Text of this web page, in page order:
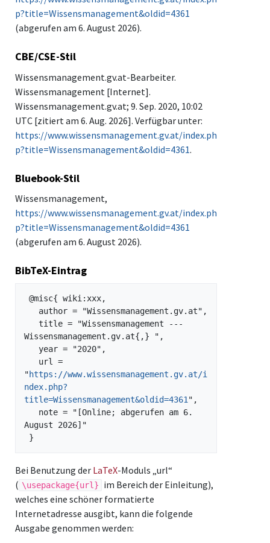
p?title=Wissensmanagement&oldid=4361
(abgerufen am 6. August 2026).
CBE/CSE-Stil
Wissensmanagement.gv.at-Bearbeiter.
Wissensmanagement [Internet].
Wissensmanagement.gv.at; 9. Sep. 2020, 10:02
UTC [zitiert am 6. Aug. 2026]. Verfügbar unter:
https://www.wissensmanagement.gv.at/index.ph
p?title=Wissensmanagement&oldid=4361.
Bluebook-Stil
Wissensmanagement,
https://www.wissensmanagement.gv.at/index.ph
p?title=Wissensmanagement&oldid=4361
(abgerufen am 6. August 2026).
BibTeX-Eintrag
Wissensmanagement.gv.at{,} ",
"https://www.wissensmanagement.gv.at/i
ndex.php?
title=Wissensmanagement&oldid=4361 ",
August 2026]"
Bei Benutzung der LaTeX-Moduls „url“
( \usepackage{url}
im Bereich der Einleitung),
welches eine schöner formatierte
Internetadresse ausgibt, kann die folgende
Ausgabe genommen werden: